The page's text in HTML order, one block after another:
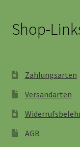
Shop-
Zahlungsarten
Versandarten
AGB